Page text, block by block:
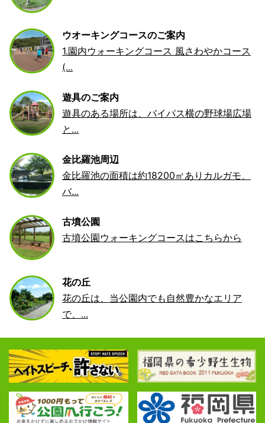
ウオーキングコースのご案内
1.園内ウォーキングコース 風さわやかコース
(...
遊具のご案内
遊具のある場所は、バイパス横の野球場広場
と...
金比羅池周辺
金比羅池の面積は約18200㎡ありカルガモ、
バ...
古墳公園
古墳公園ウォーキングコースはこちらから
花の丘
花の丘は、当公園内でも自然豊かなエリア
で、...